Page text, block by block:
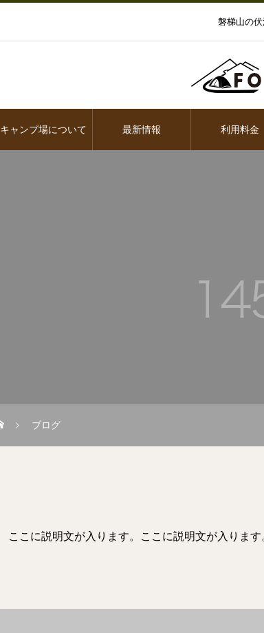
磐梯山の
キャンプ場について 最新情報 利用料金
ブログ
ここに説明文が入ります。ここに説明文が入りま